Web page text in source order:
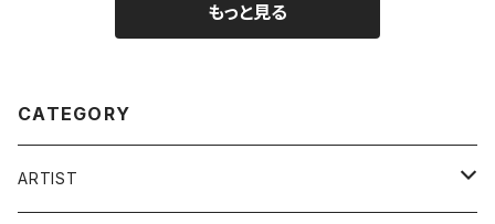
もっと見る
CATEGORY
ARTIST